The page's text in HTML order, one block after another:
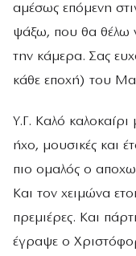
αμέσως επόμενη
ψάξω, που θα θέλω
την κάμερα. Σας
κάθε εποχή) του
Υ.Γ. Καλό
ήχο, μουσικές και
πιο ομαλός ο
Και τον χειμώνα
πρεμιέρες. Και
έγραψε ο